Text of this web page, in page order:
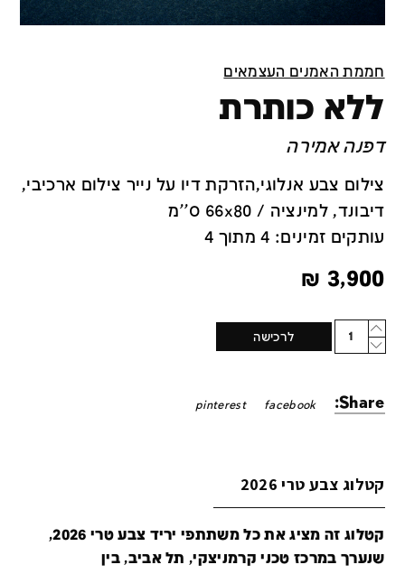
חממת האמנים העצמאים
ללא כותרת
דפנה אמירה
צילום צבע אנלוגי,הזרקת דיו על נייר צילום ארכיבי,
דיבונד, למינציה / 66x80 ס''מ
עותקים זמינים: 4 מתוך 4
3,900
₪
Quantity
לרכישה
Share:
facebook
pinterest
קטלוג צבע טרי 2026
קטלוג זה מציג את כל משתתפי יריד צבע טרי 2026,
שנערך במרכז טכני קרמניצקי, תל אביב, בין